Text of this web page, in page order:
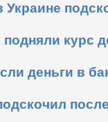
Украине
курс
деньги в